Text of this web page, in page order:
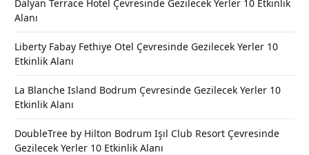
Dalyan Terrace Hotel Çevresinde Gezilecek Yerler 10 Etkinlik
Alanı
Liberty Fabay Fethiye Otel Çevresinde Gezilecek Yerler 10
Etkinlik Alanı
La Blanche Island Bodrum Çevresinde Gezilecek Yerler 10
Etkinlik Alanı
DoubleTree by Hilton Bodrum Işıl Club Resort Çevresinde
Gezilecek Yerler 10 Etkinlik Alanı